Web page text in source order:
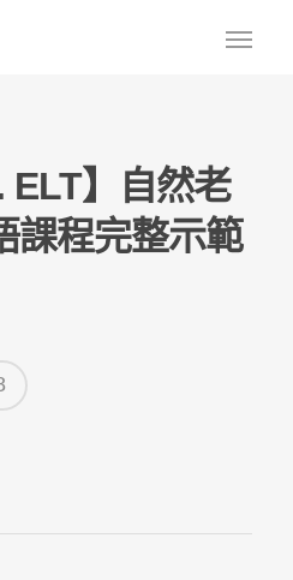
ELT】自然老
課程完整示範